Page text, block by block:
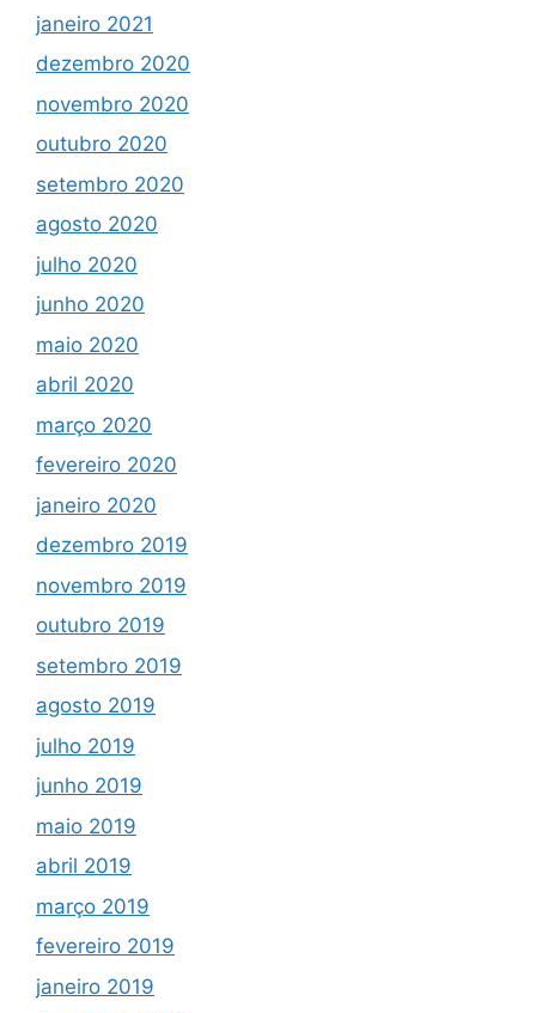
janeiro 2021
dezembro 2020
novembro 2020
outubro 2020
setembro 2020
agosto 2020
julho 2020
junho 2020
maio 2020
abril 2020
março 2020
fevereiro 2020
janeiro 2020
dezembro 2019
novembro 2019
outubro 2019
setembro 2019
agosto 2019
julho 2019
junho 2019
maio 2019
abril 2019
março 2019
fevereiro 2019
janeiro 2019